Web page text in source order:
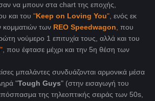
να μπουν στα chart της εποχής,
και του "Keep on Loving You", ενός εκ
κομματιών των REO Speedwagon, που
νούμερο 1 επιτυχία τους, αλλά και του
", που έφτασε μέχρι και την 5η θέση των
μπαλάντες συνδυάζονται αρμονικά μέσα
"Tough Guys" (στην εισαγωγή του
της τηλεοπτικής σειράς των 50s,